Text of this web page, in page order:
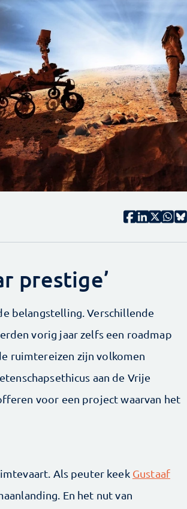
prestige’
belangstelling. Verschillende
vorig jaar zelfs een roadmap
ruimtereizen zijn volkomen
aan de Vrije
voor een project waarvan het
Als peuter keek Gustaaf
En het nut van